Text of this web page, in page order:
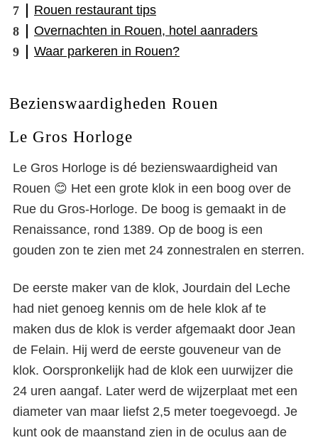
Rouen restaurant tips
Overnachten in Rouen, hotel aanraders
Waar parkeren in Rouen?
Bezienswaardigheden Rouen
Le Gros Horloge
Le Gros Horloge is dé bezienswaardigheid van
Rouen 😊 Het een grote klok in een boog over de
Rue du Gros-Horloge. De boog is gemaakt in de
Renaissance, rond 1389. Op de boog is een
gouden zon te zien met 24 zonnestralen en sterren.
De eerste maker van de klok, Jourdain del Leche
had niet genoeg kennis om de hele klok af te
maken dus de klok is verder afgemaakt door Jean
de Felain. Hij werd de eerste gouveneur van de
klok. Oorspronkelijk had de klok een uurwijzer die
24 uren aangaf. Later werd de wijzerplaat met een
diameter van maar liefst 2,5 meter toegevoegd. Je
kunt ook de maanstand zien in de oculus aan de